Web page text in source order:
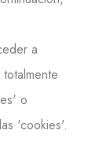
a
o
'cookies'.